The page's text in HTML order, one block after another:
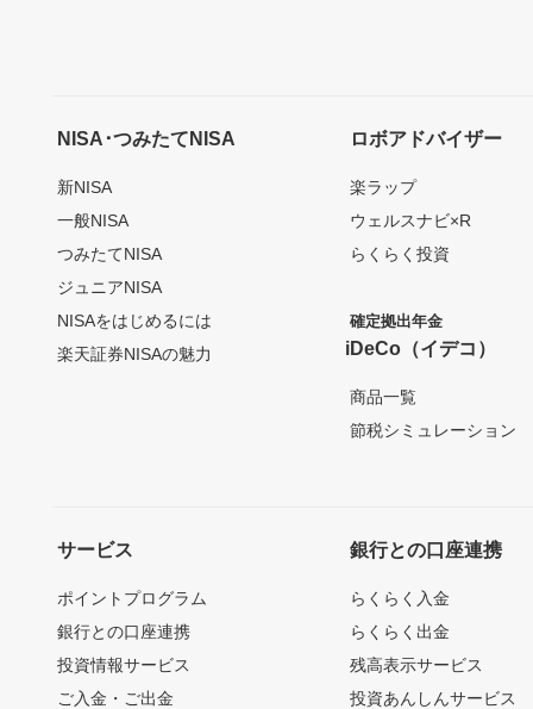
NISA･つみたてNISA
新NISA
一般NISA
つみたてNISA
ジュニアNISA
NISAをはじめるには
楽天証券NISAの魅力
ロボアドバイザー
楽ラップ
ウェルスナビ×R
らくらく投資
確定拠出年金
iDeCo（イデコ）
商品一覧
節税シミュレーション
サービス
ポイントプログラム
銀行との口座連携
投資情報サービス
ご入金・ご出金
銀行との口座連携
らくらく入金
らくらく出金
残高表示サービス
投資あんしんサービス